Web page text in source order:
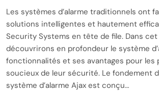
Les systèmes d’alarme traditionnels ont
solutions intelligentes et hautement
Security Systems en tête de file. Dans
découvrirons en profondeur le système
fonctionnalités et ses avantages pour les
soucieux de leur sécurité. Le fondement
système d’alarme Ajax est conçu…